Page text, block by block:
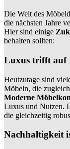
Die Welt des
die nächsten Jahre
Hier sind einige
behalten sollten:
Luxus trifft auf
Heutzutage sind
Möbeln, die
Moderne
Luxus und Nutzen.
die gleichzeitig
Nachhaltigkeit